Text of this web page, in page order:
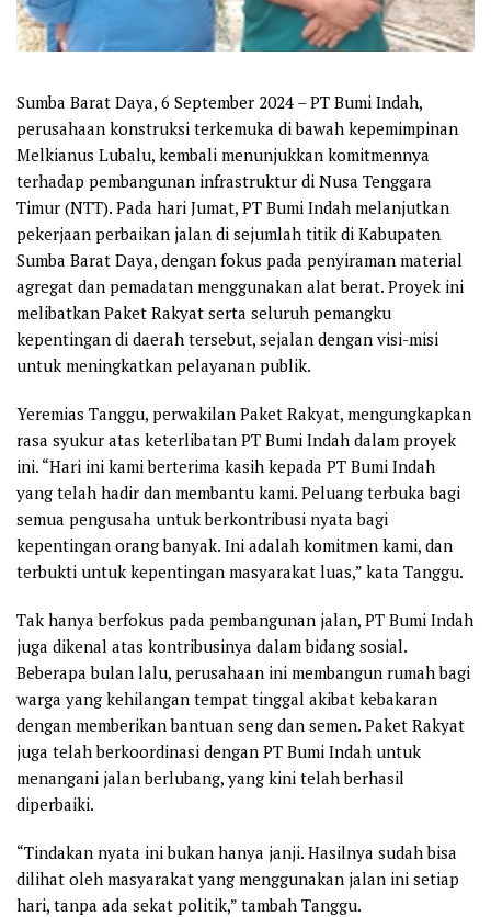
Sumba Barat Daya, 6 September 2024 – PT Bumi Indah,
perusahaan konstruksi terkemuka di bawah kepemimpinan
Melkianus Lubalu, kembali menunjukkan komitmennya
terhadap pembangunan infrastruktur di Nusa Tenggara
Timur (NTT). Pada hari Jumat, PT Bumi Indah melanjutkan
pekerjaan perbaikan jalan di sejumlah titik di Kabupaten
Sumba Barat Daya, dengan fokus pada penyiraman material
agregat dan pemadatan menggunakan alat berat. Proyek ini
melibatkan Paket Rakyat serta seluruh pemangku
kepentingan di daerah tersebut, sejalan dengan visi-misi
untuk meningkatkan pelayanan publik.
Yeremias Tanggu, perwakilan Paket Rakyat, mengungkapkan
rasa syukur atas keterlibatan PT Bumi Indah dalam proyek
ini. “Hari ini kami berterima kasih kepada PT Bumi Indah
yang telah hadir dan membantu kami. Peluang terbuka bagi
semua pengusaha untuk berkontribusi nyata bagi
kepentingan orang banyak. Ini adalah komitmen kami, dan
terbukti untuk kepentingan masyarakat luas,” kata Tanggu.
Tak hanya berfokus pada pembangunan jalan, PT Bumi Indah
juga dikenal atas kontribusinya dalam bidang sosial.
Beberapa bulan lalu, perusahaan ini membangun rumah bagi
warga yang kehilangan tempat tinggal akibat kebakaran
dengan memberikan bantuan seng dan semen. Paket Rakyat
juga telah berkoordinasi dengan PT Bumi Indah untuk
menangani jalan berlubang, yang kini telah berhasil
diperbaiki.
“Tindakan nyata ini bukan hanya janji. Hasilnya sudah bisa
dilihat oleh masyarakat yang menggunakan jalan ini setiap
hari, tanpa ada sekat politik,” tambah Tanggu.